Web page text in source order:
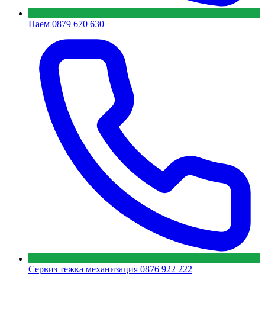
Наем 0879 670 630
Сервиз тежка механизация 0876 922 222